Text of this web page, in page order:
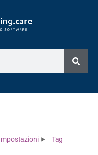
Impostazioni Tag